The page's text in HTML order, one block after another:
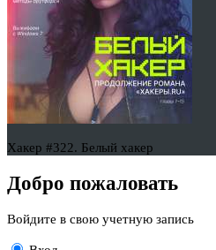
Хакер #322. Белый хакер
Добро пожаловать
Войдите в свою учетную запись